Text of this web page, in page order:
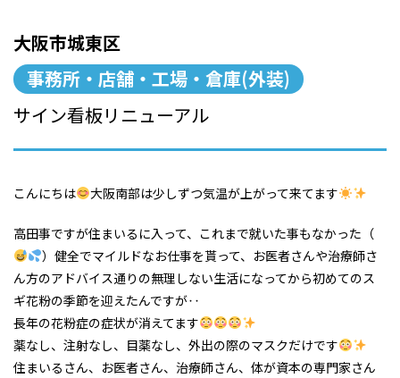
大阪市城東区
事務所・店舗・工場・倉庫(外装)
サイン看板リニューアル
こんにちは 大阪南部は少しずつ気温が上がって来てます
高田事ですが住まいるに入って、これまで就いた事もなかった（
）健全でマイルドなお仕事を貰って、お医者さんや治療師さ
ん方のアドバイス通りの無理しない生活になってから初めてのス
ギ花粉の季節を迎えたんですが‥
長年の花粉症の症状が消えてます
薬なし、注射なし、目薬なし、外出の際のマスクだけです
住まいるさん、お医者さん、治療師さん、体が資本の専門家さん